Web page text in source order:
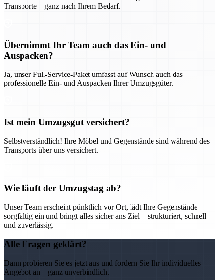
Transporte – ganz nach Ihrem Bedarf.
Übernimmt Ihr Team auch das Ein- und
Auspacken?
Ja, unser Full-Service-Paket umfasst auf Wunsch auch das
professionelle Ein- und Auspacken Ihrer Umzugsgüter.
Ist mein Umzugsgut versichert?
Selbstverständlich! Ihre Möbel und Gegenstände sind während des
Transports über uns versichert.
Wie läuft der Umzugstag ab?
Unser Team erscheint pünktlich vor Ort, lädt Ihre Gegenstände
sorgfältig ein und bringt alles sicher ans Ziel – strukturiert, schnell
und zuverlässig.
Alle Fragen geklärt?
Dann probieren Sie es jetzt aus und fordern Sie Ihr individuelles
Angebot an – ganz unverbindlich.